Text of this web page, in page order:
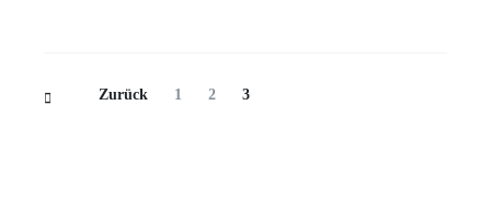
Beitragsnavigation
Zurück Seite
1 Seite
2 Seite
3